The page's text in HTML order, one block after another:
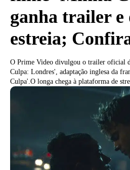
ganha trailer e
estreia;
O Prime Video divulgou o trailer oficial
Culpa: Londres', adaptação inglesa da
Culpa'.O longa chega à plataforma de